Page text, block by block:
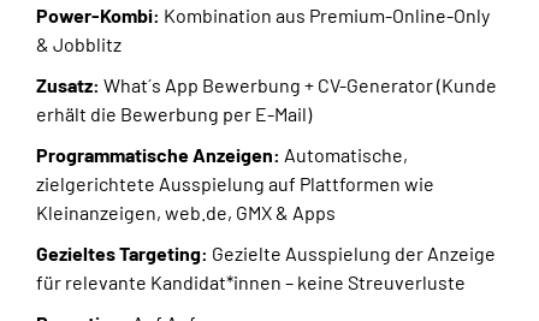
Power-Kombi: Kombination aus Premium-Online-Only
& Jobblitz
Zusatz: What´s App Bewerbung + CV-Generator (Kunde
erhält die Bewerbung per E-Mail)
Programmatische Anzeigen: Automatische,
zielgerichtete Ausspielung auf Plattformen wie
Kleinanzeigen, web.de, GMX & Apps
Gezieltes Targeting: Gezielte Ausspielung der Anzeige
für relevante Kandidat*innen – keine Streuverluste